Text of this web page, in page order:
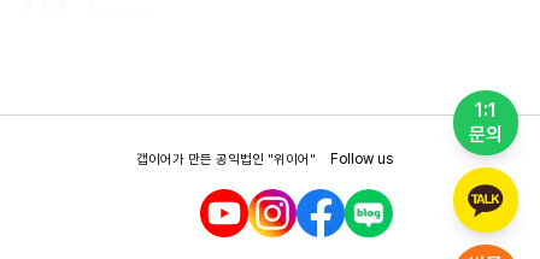
1:1
문의
갭이어가 만든 공익법인 "위이어" Follow us